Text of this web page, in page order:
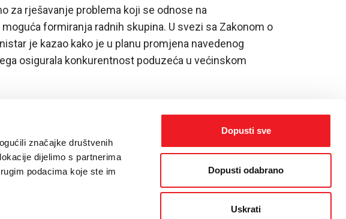
značajke društvenih
dijelimo s partnerima
podacima koje ste im
Dopusti sve
Dopusti odabrano
Uskrati
za rješavanje problema koji se odnose na
formiranja radnih skupina. U svezi sa Zakonom o
je kazao kako je u planu promjena navedenog
osigurala konkurentnost poduzeća u većinskom